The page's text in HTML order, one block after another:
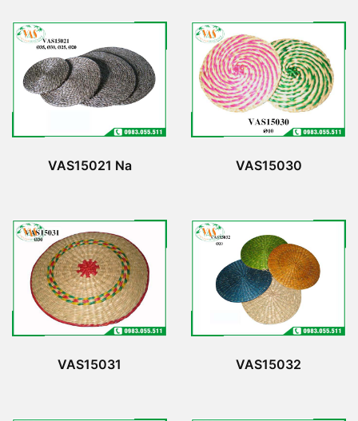
VAS15021 Na VAS15030
VAS15031 VAS15032